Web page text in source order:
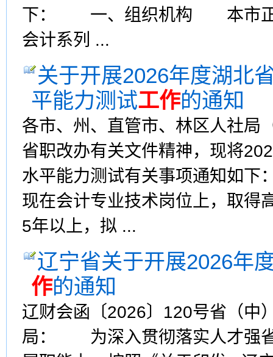
下： 一、组织机构 本市正高
会计系列 ...
关于开展2026年度湖北
平能力测试工作的通知
各市、州、直管市、林区人社局
省职改办有关文件精神，现将
水平能力测试有关事项通知如下
现在会计专业技术岗位上，取得
5年以上，拟 ...
辽宁省关于开展2026年
作的通知
辽财会函〔2026〕120号省（中
局： 为深入贯彻落实人才强省